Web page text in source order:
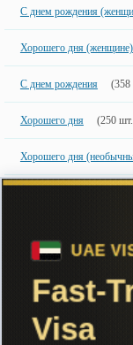
С днем рождения
Хорошего дня (женщине)
С днем рождения (358
Хорошего дня (250
Хорошего дня
Новинки
50 шт.
50 недавно
Copyright
Большинство картинок
ImageName.ru